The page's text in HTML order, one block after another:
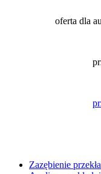
oferta dla
Zazębienie